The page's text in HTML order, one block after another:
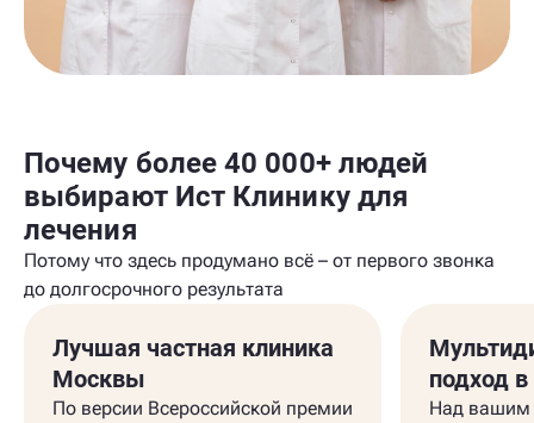
Почему более 40 000+ людей
выбирают Ист Клинику для
лечения
Потому что здесь продумано всё – от первого звонка
до долгосрочного результата
Лучшая частная клиника
Москвы
По версии Всероссийской премии
подход
Над вашим